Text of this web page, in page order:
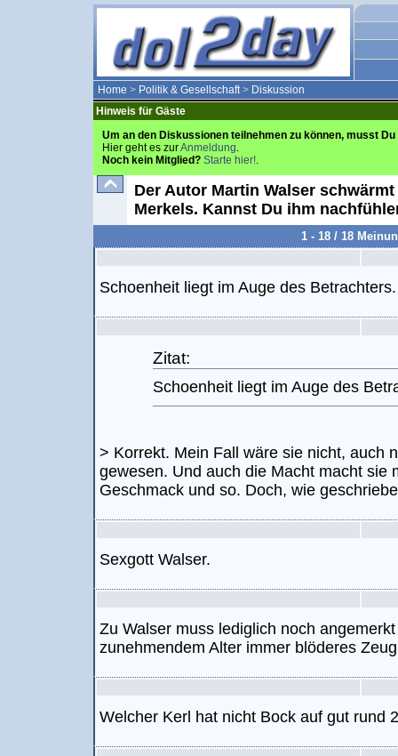
Home > Politik & Gesellschaft> Diskussion
Hinweis für Gäste
Um an den Diskussionen teilnehmen zu können, musst
Hier geht es zurAnmeldung.
Noch kein Mitglied? Starte hier!.
Der Autor Martin Walser
Merkels. Kannst Du ihm
1 - 18 / 18
Schoenheit liegt im Auge des Betrachters.
Zitat:
Schoenheit liegt im Auge des
> Korrekt. Mein Fall wäre sie nicht, auch
gewesen. Und auch die Macht macht sie
Geschmack und so. Doch, wie
Sexgott Walser.
Zu Walser muss lediglich noch
zunehmendem Alter immer blöderes
Welcher Kerl hat nicht Bock auf gut rund